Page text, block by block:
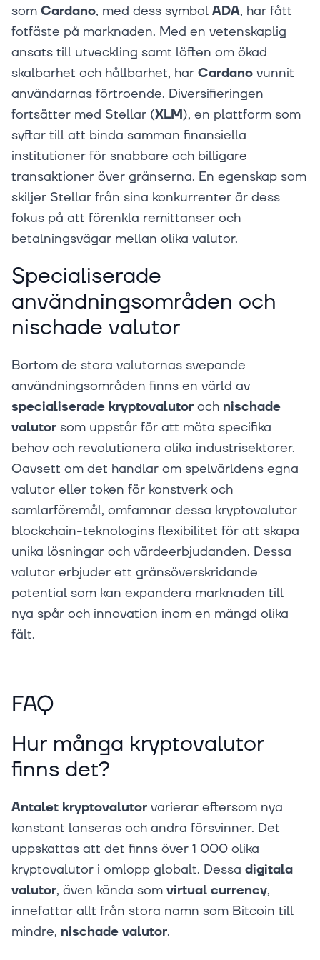
som Cardano, med dess symbol ADA, har fått
fotfäste på marknaden. Med en vetenskaplig
ansats till utveckling samt löften om ökad
skalbarhet och hållbarhet, har Cardano vunnit
användarnas förtroende. Diversifieringen
fortsätter med Stellar (XLM), en plattform som
syftar till att binda samman finansiella
institutioner för snabbare och billigare
transaktioner över gränserna. En egenskap som
skiljer Stellar från sina konkurrenter är dess
fokus på att förenkla remittanser och
betalningsvägar mellan olika valutor.
Specialiserade
användningsområden och
nischade valutor
Bortom de stora valutornas svepande
användningsområden finns en värld av
specialiserade kryptovalutor och nischade
valutor som uppstår för att möta specifika
behov och revolutionera olika industrisektorer.
Oavsett om det handlar om spelvärldens egna
valutor eller token för konstverk och
samlarföremål, omfamnar dessa kryptovalutor
blockchain-teknologins flexibilitet för att skapa
unika lösningar och värdeerbjudanden. Dessa
valutor erbjuder ett gränsöverskridande
potential som kan expandera marknaden till
nya spår och innovation inom en mängd olika
fält.
FAQ
Hur många kryptovalutor
finns det?
Antalet kryptovalutor varierar eftersom nya
konstant lanseras och andra försvinner. Det
uppskattas att det finns över 1 000 olika
kryptovalutor i omlopp globalt. Dessa digitala
valutor, även kända som virtual currency,
innefattar allt från stora namn som Bitcoin till
mindre, nischade valutor.